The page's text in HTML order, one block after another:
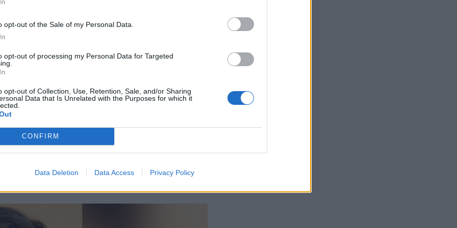
opt-out of the Sale of my Personal Data.
opt-out of processing my Personal Data for Targeted
opt-out of Collection, Use, Retention, Sale, and/or Sharing
Data that Is Unrelated with the Purposes for which it
CONFIRM
Data Deletion Data Access Privacy Policy
στο διαμέρισμα
εναντίον τους. Οι ομοσπονδιακοί
που σκότωσε την Taylor προήλθε από
του Kentucky ψήφισε να μην ανακαλέσει την
Αυτό σήμαινε ότι θα μπορούσε να
του νόμου στην πολιτεία.